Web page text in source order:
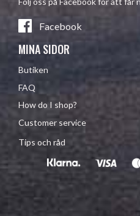
Facebook
MINA SIDOR
Butiken
FAQ
How do I shop?
Customer service
Tips och råd